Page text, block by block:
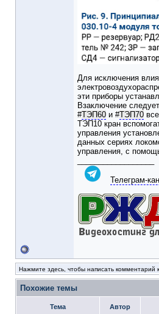
Для исключения
эти приборы
Взаключение
#ТЭП60 и #ТЭП70
ТЭП10 кран
управления
данных сериях
управления, с
Телеграм-
Нажмите здесь, чтобы написать комментарий
Похожие темы
Тема Автор